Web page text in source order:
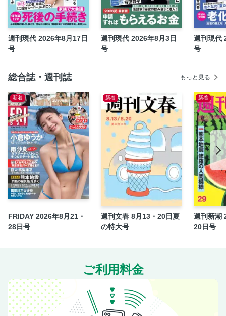
佐藤優 「名著、再び」
社長の日曜日「貝印」遠藤浩彰
パズル二刀流 数独＆クロスワード
ポテチ次郎 「アー・ユー・ハッピー？」
箱根駅伝のケニア人が日本にやって来るまで
2025年 私のベストブック
2025年 最高のドラマ・映画を決めよう
【LOOK!】操縦士をライバルから次々と「引き抜き」？ JAL
系LCCの評判／住吉会会長が窃盗容疑で逮捕 怪文書が飛び
交う驚きのウラ事情
【LOOK!】NHK職員が悲鳴 局内を混乱させた、とある「訓
練」ほか
【LOOK!】 愛子さまvs.佳子さま カレンダー対決の勝者は ほ
か
【LOOK!】 ５度目の挑戦で初五輪?カーリング界の「月見
草」吉村紗也香がスゴい ほか
この冬、みんなで考えたい実家の後始末 寂しいけれど実家
実家の「うわもの」売るか、潰すか、活かすか
「ゼロ円不動産」を幸せ資産に変える
読者と編集部の郵便箱
わたしの宝物 石原伸晃
週刊現代 2026年8月17日
号
週刊現代 2026年8月3日
号
週刊現代
号
総合誌・週刊誌 もっと見る
新着
FRIDAY 2026年8月21・
28日号
新着
週刊文春 8月13・20日夏
の特大号
新着
週刊新潮
20日号
ご利用料金